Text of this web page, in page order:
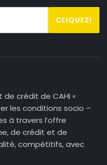
CLIQUEZ!
de crédit de CAHI «
les conditions socio –
à travers l’offre
de crédit et de
compétitifs, avec